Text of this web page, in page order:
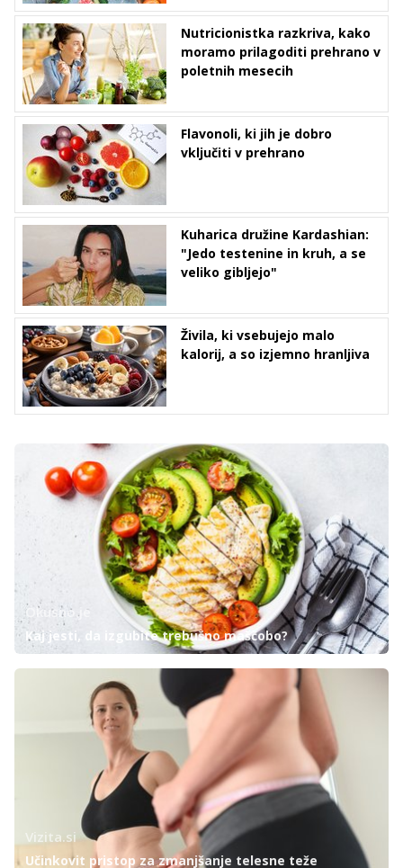
Nutricionistka razkriva, kako
moramo prilagoditi prehrano v
poletnih mesecih
Flavonoli, ki jih je dobro
vključiti v prehrano
Kuharica družine Kardashian:
"Jedo testenine in kruh, a se
veliko gibljejo"
Živila, ki vsebujejo malo
kalorij, a so izjemno hranljiva
Okusno.je
Kaj jesti, da izgubite trebušno maščobo?
Vizita.si
Učinkovit pristop za zmanjšanje telesne teže